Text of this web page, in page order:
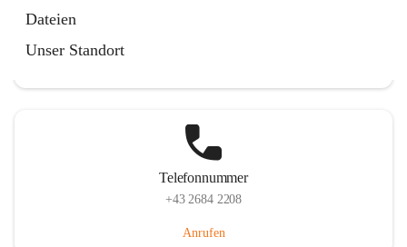
Dateien
Unser Standort
Telefonnummer
+43 2684 2208
Anrufen